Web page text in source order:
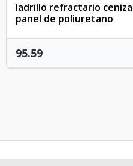
ladrillo refractario ceniza
panel de poliuretano
95.59